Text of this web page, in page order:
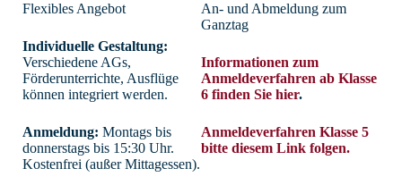
Flexibles Angebot
Individuelle Gestaltung:
Verschiedene AGs,
Förderunterrichte, Ausflüge
können integriert werden.
Anmeldung: Montags bis
donnerstags bis 15:30 Uhr.
Kostenfrei (außer Mittagessen).
An- und Abmeldung zum
Ganztag
Informationen zum
Anmeldeverfahren ab Klasse
6 finden Sie hier.
Anmeldeverfahren Klasse 5
bitte diesem Link folgen.